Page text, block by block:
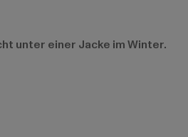
unter einer Jacke im Winter.